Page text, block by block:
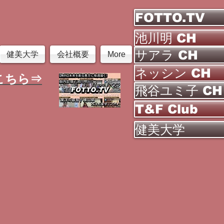
FOTTO.TV
池川明 CH
健美大学 会社概要 More
ちら⇒
サアラ CH
ネッシン CH
飛谷ユミ子 CH
T&F Club
健美大学